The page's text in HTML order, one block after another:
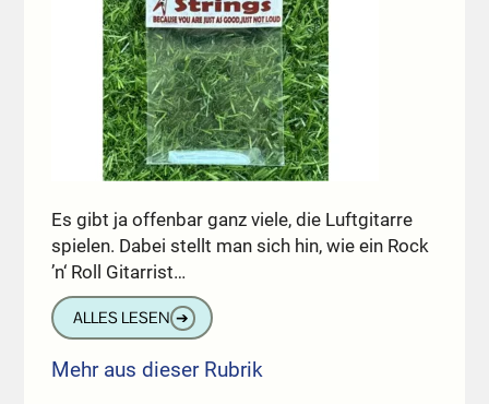
Es gibt ja offenbar ganz viele, die Luftgitarre
spielen. Dabei stellt man sich hin, wie ein Rock
’n‘ Roll Gitarrist…
ALLES LESEN ➔
Mehr aus dieser Rubrik